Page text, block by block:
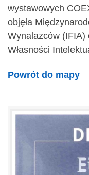
wystawowych
objęła
Wynalazców (IFIA)
Własności
Powrót do mapy